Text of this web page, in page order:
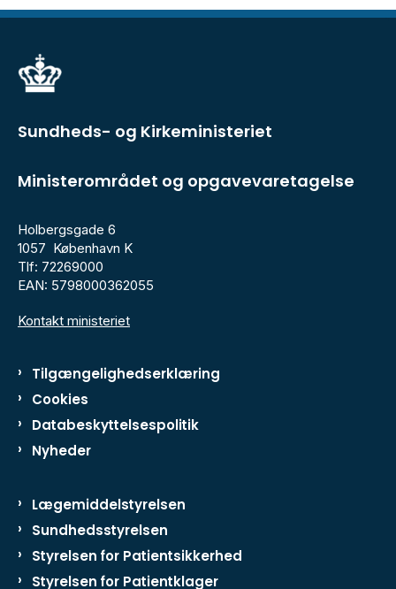
Sundheds- og Kirkeministeriet
Ministerområdet og opgavevaretagelse
Holbergsgade 6
1057 København K
Tlf: 72269000
EAN: 5798000362055
Kontakt ministeriet
Tilgængelighedserklæring
Cookies
Databeskyttelsespolitik
Nyheder
Lægemiddelstyrelsen
Sundhedsstyrelsen
Styrelsen for Patientsikkerhed
Styrelsen for Patientklager